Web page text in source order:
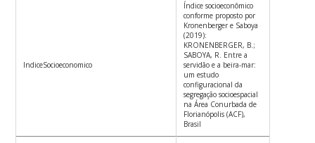
IndiceSocioeconomico
Índice socioeconômico
conforme proposto por
Kronenberger e Saboya
(2019):
KRONENBERGER, B.;
SABOYA, R. Entre a
servidão e a beira-mar:
um estudo
configuracional da
segregação socioespacial
na Área Conurbada de
Florianópolis (ACF),
Brasil